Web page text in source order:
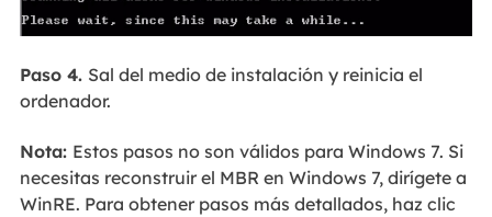
Paso 4. Sal del medio de instalación y reinicia el
ordenador.
Nota: Estos pasos no son válidos para Windows 7. Si
necesitas reconstruir el MBR en Windows 7, dirígete a
WinRE. Para obtener pasos más detallados, haz clic